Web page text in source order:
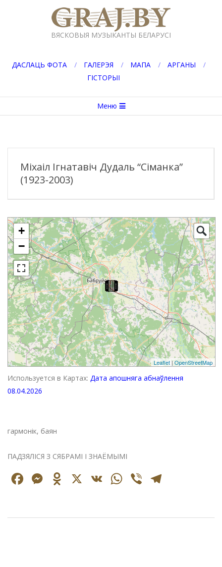
GRAJ.BY
ВЯСКОВЫЯ МУЗЫКАНТЫ БЕЛАРУСІ
ДАСЛАЦЬ ФОТА ГАЛЕРЭЯ МАПА
АРГАНЫ
ГІСТОРЫІ
меню
Меню
Міхаіл Ігнатавіч Дудаль “Сіманка”
(1923-2003)
+
−
Leaflet | OpenStreetMap
Используется в Картах: Дата апошняга абнаўлення
08.04.2026
гармонік, баян
ПАДЗЯЛІСЯ З СЯБРАМІ І ЗНАЁМЫМІ
Facebook
Messenger
Odnoklassniki
X VK WhatsApp
Viber